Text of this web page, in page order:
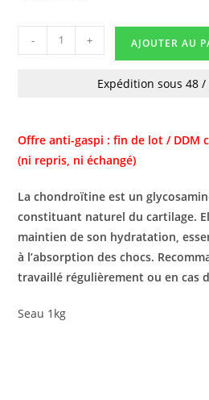
- + AJOUTER AU
Expédition sous 48
Offre anti-gaspi : fin de lot / DDM
(ni repris, ni échangé)
La chondroïtine est un
constituant naturel du cartilage.
maintien de son hydratation,
à l’absorption des chocs.
travaillé régulièrement ou en cas
Seau 1kg